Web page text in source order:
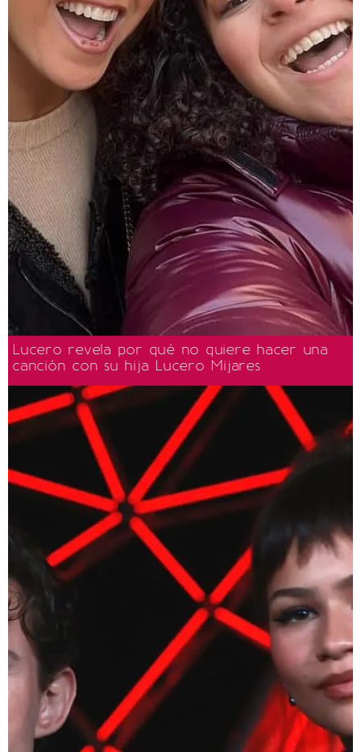
Lucero revela por qué no quiere hacer una
canción con su hija Lucero Mijares